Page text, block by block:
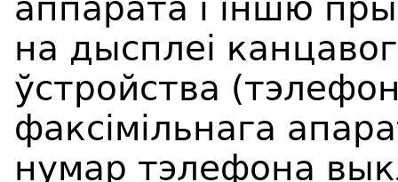
аппарата і іншю
на дысплеі
ўстройства
факсімільнага
нумар тэлефона